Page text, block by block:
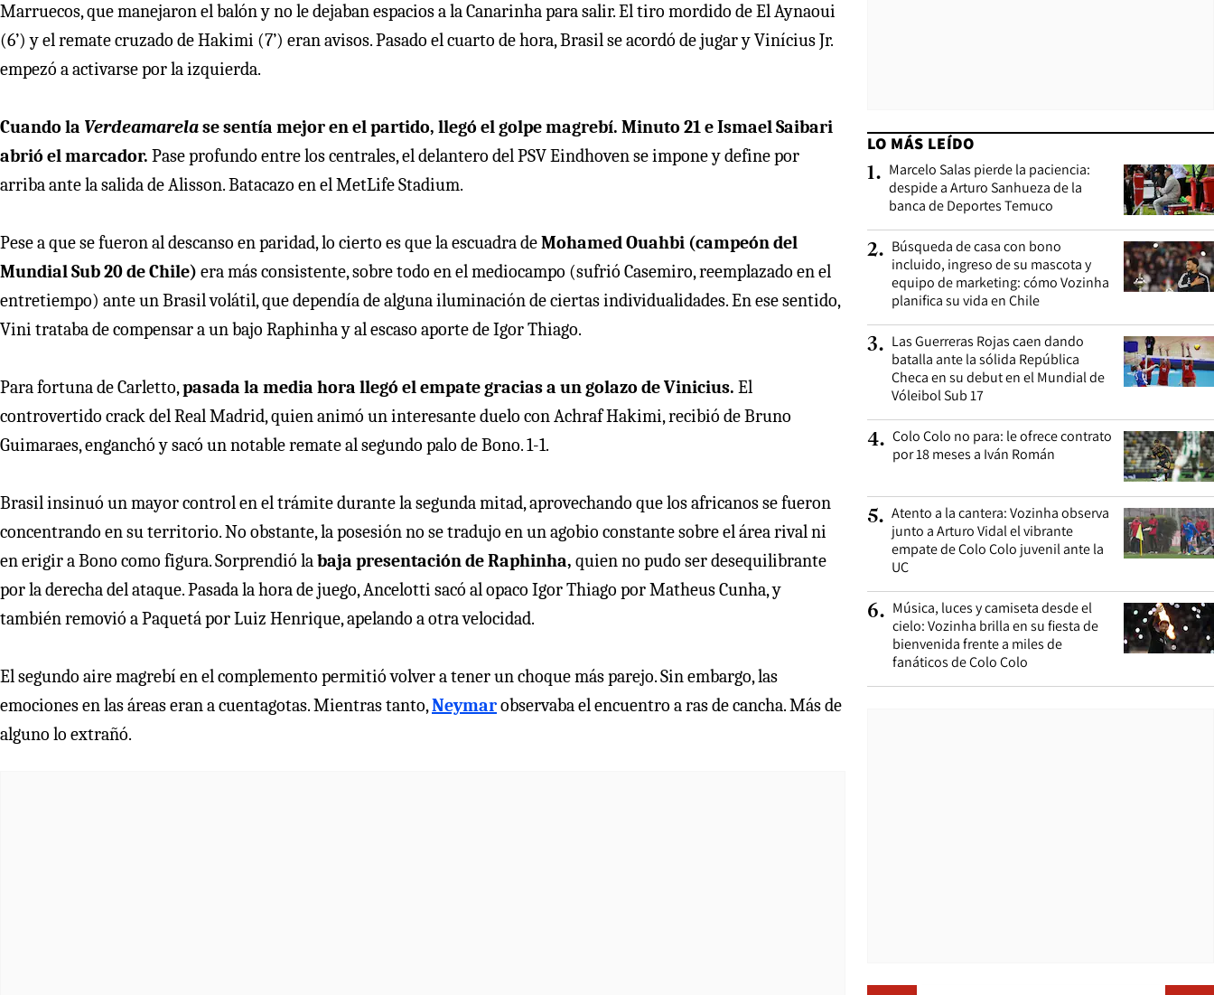
Marruecos, que manejaron el balón y no le dejaban espacios a la Canarinha para salir. El tiro mordido de El Aynaoui
(6’) y el remate cruzado de Hakimi (7’) eran avisos. Pasado el cuarto de hora, Brasil se acordó de jugar y Vinícius Jr.
empezó a activarse por la izquierda.
Cuando la Verdeamarelase sentía mejor en el partido, llegó el golpe magrebí. Minuto 21 e Ismael Saibari
abrió el marcador. Pase profundo entre los centrales, el delantero del PSV Eindhoven se impone y define por
arriba ante la salida de Alisson. Batacazo en el MetLife Stadium.
Pese a que se fueron al descanso en paridad, lo cierto es que la escuadra deMohamed Ouahbi (campeón del
Mundial Sub 20 de Chile) era más consistente, sobre todo en el mediocampo (sufrió Casemiro, reemplazado en el
entretiempo) ante un Brasil volátil, que dependía de alguna iluminación de ciertas individualidades. En ese sentido,
Vini trataba de compensar a un bajo Raphinha y al escaso aporte de Igor Thiago.
Para fortuna de Carletto,pasada la media hora llegó el empate gracias a un golazo de Vinicius. El
controvertido crack del Real Madrid, quien animó un interesante duelo con Achraf Hakimi, recibió de Bruno
Guimaraes, enganchó y sacó un notable remate al segundo palo de Bono. 1-1.
Brasil insinuó un mayor control en el trámite durante la segunda mitad, aprovechando que los africanos se fueron
concentrando en su territorio. No obstante, la posesión no se tradujo en un agobio constante sobre el área rival ni
en erigir a Bono como figura. Sorprendió labaja presentación de Raphinha, quien no pudo ser desequilibrante
por la derecha del ataque. Pasada la hora de juego, Ancelotti sacó al opaco Igor Thiago por Matheus Cunha, y
también removió a Paquetá por Luiz Henrique, apelando a otra velocidad.
El segundo aire magrebí en el complemento permitió volver a tener un choque más parejo. Sin embargo, las
emociones en las áreas eran a cuentagotas. Mientras tanto,Neymarobservaba el encuentro a ras de cancha. Más de
alguno lo extrañó.
LO MÁS LEÍDO
1. Marcelo Salas pierde la paciencia:
despide a Arturo Sanhueza de la
banca de Deportes Temuco
2. Búsqueda de casa con bono
incluido, ingreso de su mascota y
equipo de marketing: cómo Vozinha
planifica su vida en Chile
3. Las Guerreras Rojas caen dando
batalla ante la sólida República
Checa en su debut en el Mundial de
Vóleibol Sub 17
4. Colo Colo no para: le ofrece contrato
por 18 meses a Iván Román
5. Atento a la cantera: Vozinha observa
junto a Arturo Vidal el vibrante
empate de Colo Colo juvenil ante la
UC
6. Música, luces y camiseta desde el
cielo: Vozinha brilla en su fiesta de
bienvenida frente a miles de
fanáticos de Colo Colo